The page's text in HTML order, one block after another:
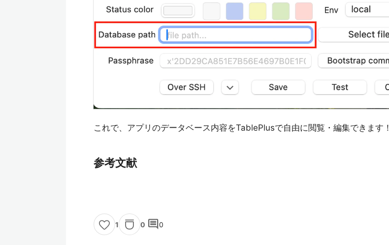
これで、アプリのデータベース内容をTablePlusで自由に閲覧・編集できます！
参考文献
1 0 comment0